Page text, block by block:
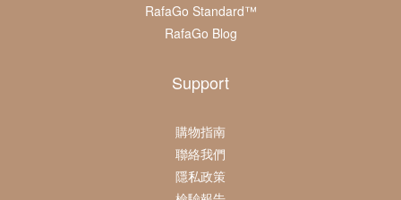
RafaGo Standard™
RafaGo Blog
Support
購物指南
聯絡我們
隱私政策